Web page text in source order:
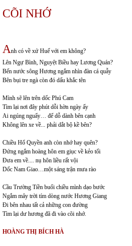
CÕI NHỚ
Anh có về xứ Huế với em không?
Lên Ngự Bình, Nguyệt Biều hay Lương Quán?
Bến nước sông Hương ngắm nhìn đàn cá quẫy
Bên bụi tre ngà còn đó dấu khắc tên
Mình sẽ lên trên dốc Phú Cam
Tìm lại nơi đây phút dỗi hờn ngày ấy
Ai ngúng nguẩy… để dỗ dành bên cạnh
Không lên xe về... phải dắt bộ kề bên?
Chiều Hổ Quyền anh còn nhớ hay quên?
Đứng ngắm hoàng hôn em giục về kẻo tối
Đưa em về.... nụ hôn liều rất vội
Dốc Nam Giao…một sáng trận mưa rào
Cầu Trường Tiền buổi chiều mình dạo bước
Ngắm mây trời tím dòng nước Hương Giang
Đi bên nhau tất cả những con đường
Tìm lại dư hương đã đi vào cõi nhớ.
HOÀNG THỊ BÍCH HÀ